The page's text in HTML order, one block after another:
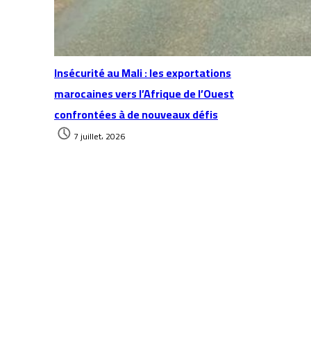
Insécurité au Mali : les exportations
marocaines vers l’Afrique de l’Ouest
confrontées à de nouveaux défis
7 juillet، 2026